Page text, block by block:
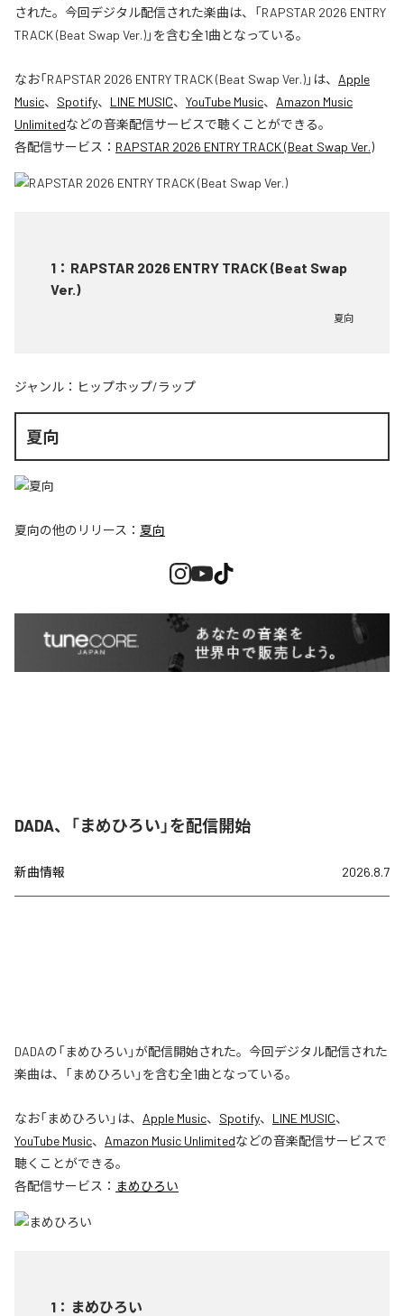
された。今回デジタル配信された楽曲は、「RAPSTAR 2026 ENTRY
TRACK (Beat Swap Ver.)」を含む全1曲となっている。
なお「RAPSTAR 2026 ENTRY TRACK (Beat Swap Ver.)」は、 Apple
Music、 Spotify、 LINE MUSIC、 YouTube Music、 Amazon Music
Unlimitedなどの音楽配信サービスで聴くことができる。
各配信サービス： RAPSTAR 2026 ENTRY TRACK (Beat Swap Ver.)
1 ： RAPSTAR 2026 ENTRY TRACK (Beat Swap
Ver.)
夏向
ジャンル： ヒップホップ/ラップ
夏向
夏向の他のリリース： 夏向
DADA、「まめひろい」を配信開始
新曲情報 2026.8.7
DADAの「まめひろい」が配信開始された。今回デジタル配信された
楽曲は、「まめひろい」を含む全1曲となっている。
なお「まめひろい 」は、 Apple Music、 Spotify、 LINE MUSIC、
YouTube Music、 Amazon Music Unlimitedなどの音楽配信サービスで
聴くことができる。
各配信サービス： まめひろい
1 ： まめひろい